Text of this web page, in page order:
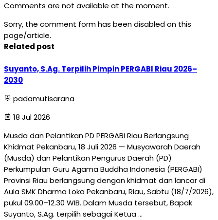
Comments are not available at the moment.
Sorry, the comment form has been disabled on this
page/article.
Related post
Suyanto, S.Ag. Terpilih Pimpin PERGABI Riau 2026–
2030
padamutisarana
18 Jul 2026
Musda dan Pelantikan PD PERGABI Riau Berlangsung
Khidmat Pekanbaru, 18 Juli 2026 — Musyawarah Daerah
(Musda) dan Pelantikan Pengurus Daerah (PD)
Perkumpulan Guru Agama Buddha Indonesia (PERGABI)
Provinsi Riau berlangsung dengan khidmat dan lancar di
Aula SMK Dharma Loka Pekanbaru, Riau, Sabtu (18/7/2026),
pukul 09.00–12.30 WIB. Dalam Musda tersebut, Bapak
Suyanto, S.Ag. terpilih sebagai Ketua …